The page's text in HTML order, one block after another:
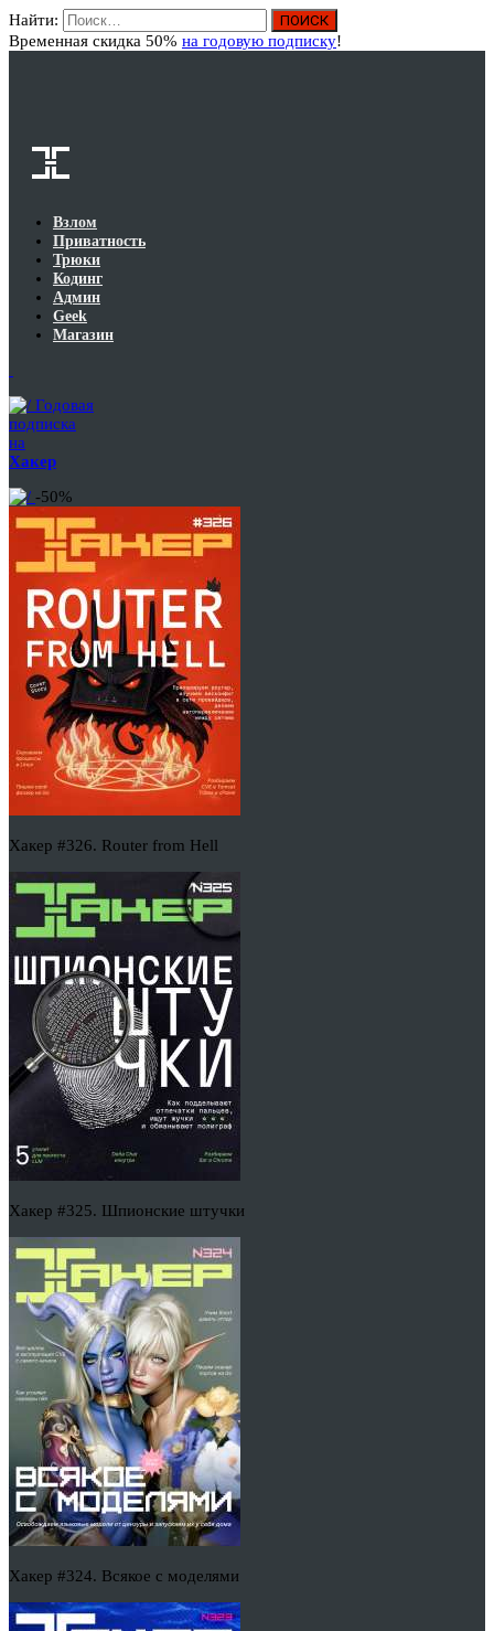
Найти:
Временная скидка 50% на годовую подписку!
Взлом
Приватность
Трюки
Кодинг
Админ
Geek
Магазин
Годовая
подписка
на
Хакер
-50%
Хакер #326. Router from Hell
Хакер #325. Шпионские штучки
Хакер #324. Всякое с моделями